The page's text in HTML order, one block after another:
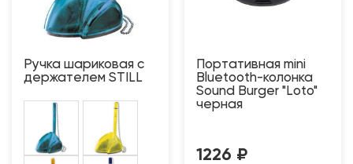
Ручка шариковая с
держателем STILL
Портативная mini
Bluetooth-колонка
Sound Burger "Loto"
черная
1226 ₽